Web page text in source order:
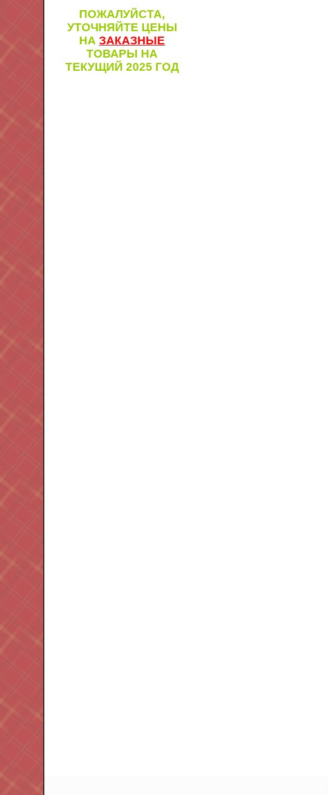
ПОЖАЛУЙСТА,
УТОЧНЯЙТЕ ЦЕНЫ
НАЗАКАЗНЫЕ
ТОВАРЫ НА
ТЕКУЩИЙ 2025 ГОД